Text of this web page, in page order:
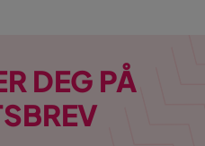
DEG PÅ